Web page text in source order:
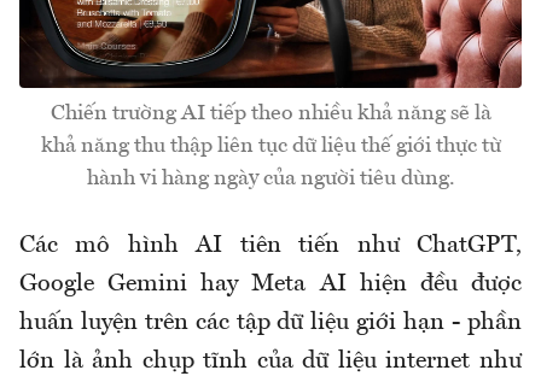
Chiến trường AI tiếp theo nhiều khả năng sẽ là
khả năng thu thập liên tục dữ liệu thế giới thực từ
hành vi hàng ngày của người tiêu dùng.
Các mô hình AI tiên tiến như ChatGPT,
Google Gemini hay Meta AI hiện đều được
huấn luyện trên các tập dữ liệu giới hạn - phần
lớn là ảnh chụp tĩnh của dữ liệu internet như